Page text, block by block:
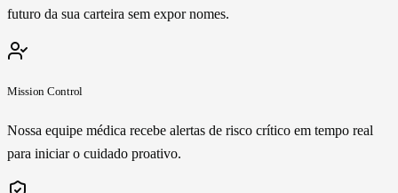
futuro da sua carteira sem expor nomes.
Mission Control
Nossa equipe médica recebe alertas de risco crítico em tempo real
para iniciar o cuidado proativo.